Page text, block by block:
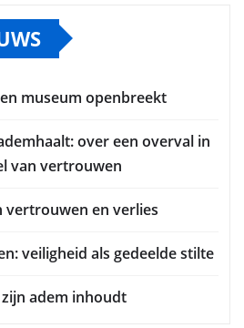
museum openbreekt
over een overval in
van vertrouwen
vertrouwen en verlies
veiligheid als gedeelde stilte
adem inhoudt